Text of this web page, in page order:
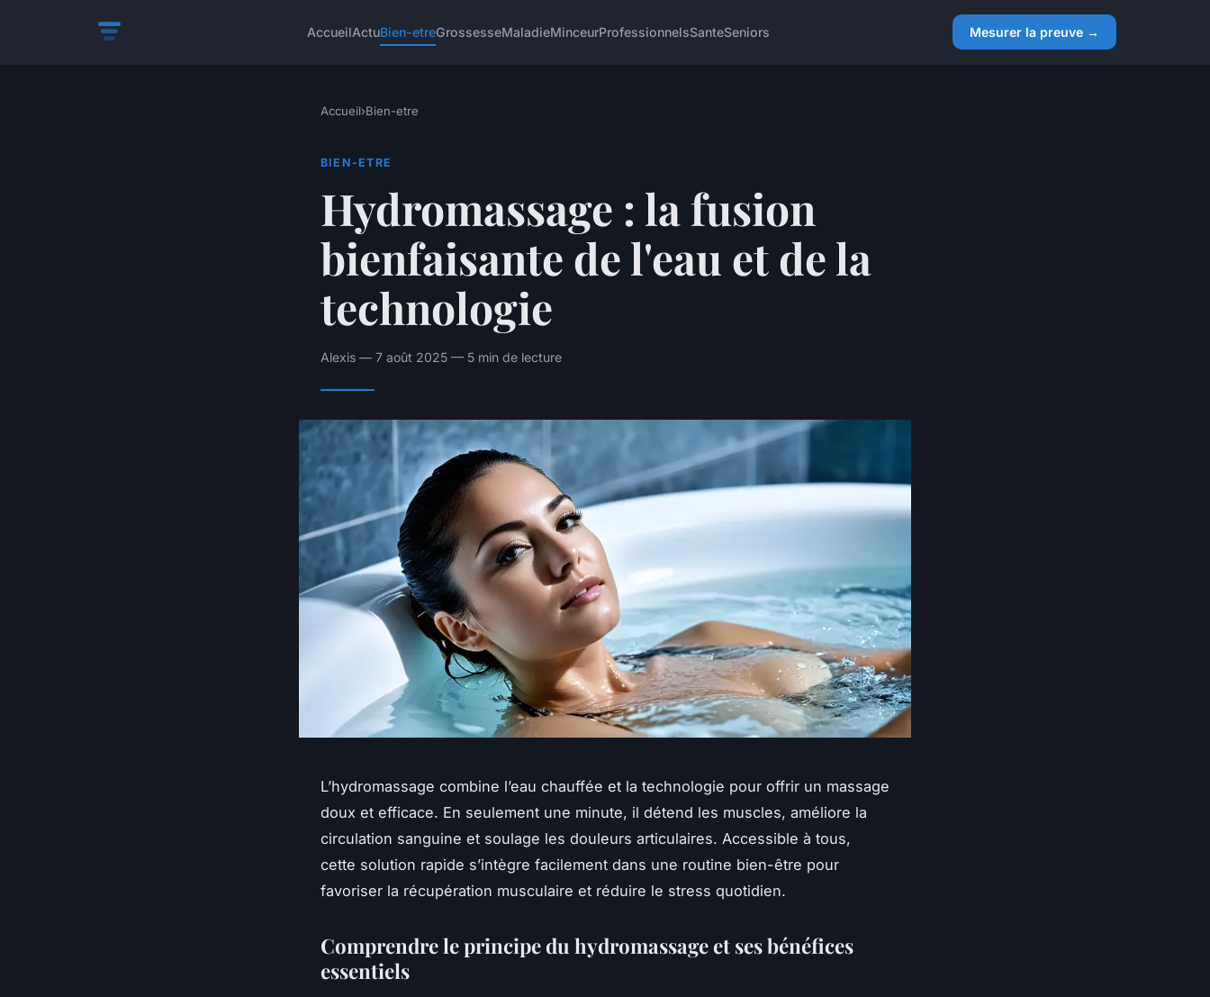
AccueilActuBien-etreGrossesseMaladieMinceurProfessionnelsSanteSeniors Mesurer la preuve →
Accueil›Bien-etre
BIEN-ETRE
Hydromassage : la fusion
bienfaisante de l'eau et de la
technologie
Alexis — 7 août 2025 — 5 min de lecture
L’hydromassage combine l’eau chauffée et la technologie pour offrir un massage
doux et efficace. En seulement une minute, il détend les muscles, améliore la
circulation sanguine et soulage les douleurs articulaires. Accessible à tous,
cette solution rapide s’intègre facilement dans une routine bien-être pour
favoriser la récupération musculaire et réduire le stress quotidien.
Comprendre le principe du hydromassage et ses bénéfices
essentiels